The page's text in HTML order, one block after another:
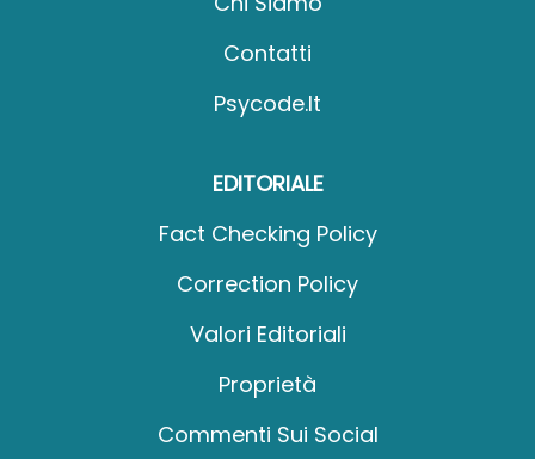
Contatti
Psycode.it
EDITORIALE
Fact Checking Policy
Correction Policy
Valori Editoriali
Proprietà
Commenti Sui Social